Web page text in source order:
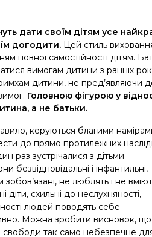
дати своїм дітям усе
догодити. Цей стиль
повної самостійності дітям.
вимогам дитини з ранніх
дитини, не пред’являючи
Головною фігурою у
а не батьки.
керуються благими
до прямо протилежних
раз зустрічалися з дітьми
безвідповідальні і інфантильні,
не люблять і не
діти, схильні до неслухняності,
людей поводять себе
Можна зробити висновок, що
свободи так само небезпечне